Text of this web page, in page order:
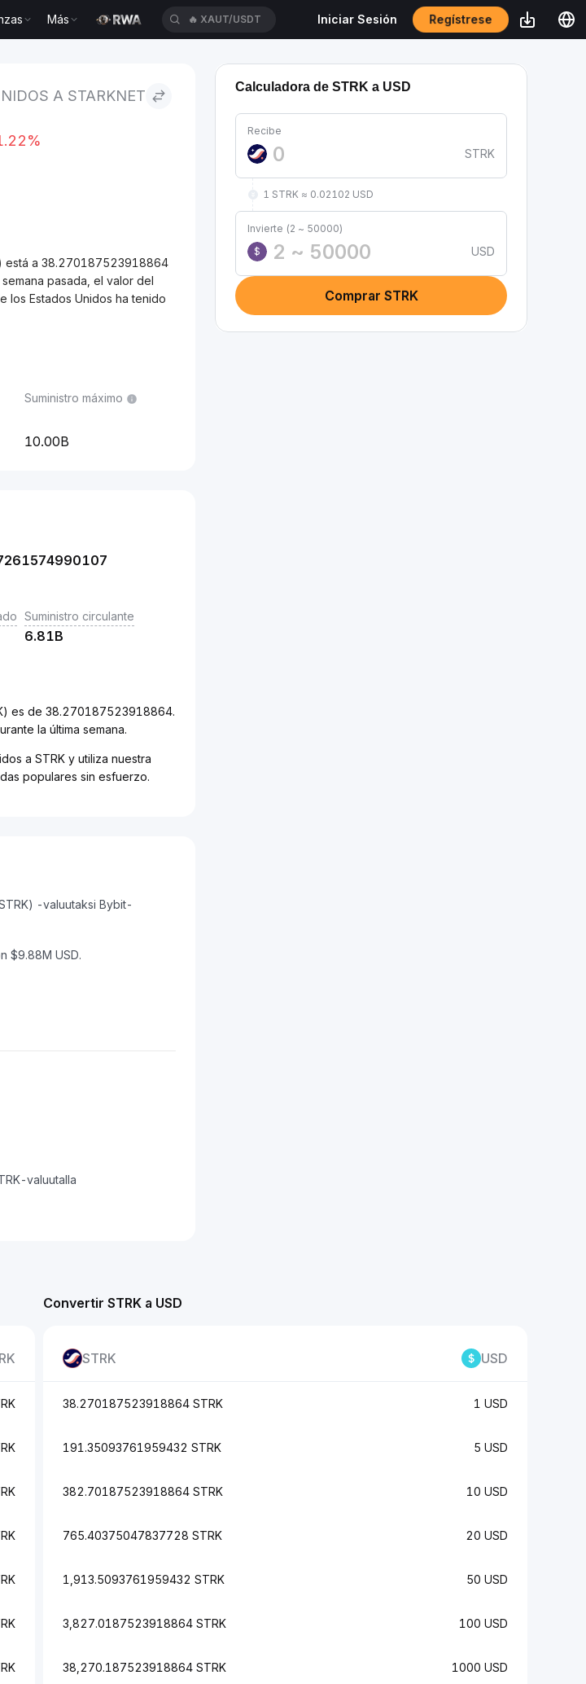
Más 🔥 XAUT/USDT Iniciar Sesión Regístrese
A STARKNET
está a 38.270187523918864
pasada, el valor del
los Estados Unidos ha tenido
Suministro máximo
10.00B
Suministro circulante
6.81B
es de 38.270187523918864.
la última semana.
a STRK y utiliza nuestra
populares sin esfuerzo.
-valuutaksi Bybit-
$9.88M USD.
valuutalla
Calculadora de STRK a USD
Recibe
STRK
1 STRK ≈ 0.02102 USD
Invierte (2 ~ 50000)
$
USD
Comprar STRK
Convertir STRK a USD
STRK USD
38.270187523918864 STRK 1 USD
191.35093761959432 STRK 5 USD
382.70187523918864 STRK 10 USD
765.40375047837728 STRK 20 USD
1,913.5093761959432 STRK 50 USD
3,827.0187523918864 STRK 100 USD
38,270.187523918864 STRK 1000 USD